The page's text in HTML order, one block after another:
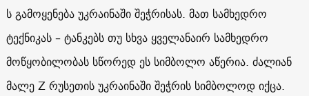
ს გამოყენება უკრაინაში შეჭრისას. მათ სამხედრო
ტექნიკას – ტანკებს თუ სხვა ყველანაირ სამხედრო
მოწყობილობას სწორედ ეს სიმბოლო აწერია. ძალიან
მალე Z რუსეთის უკრაინაში შეჭრის სიმბოლოდ იქცა.